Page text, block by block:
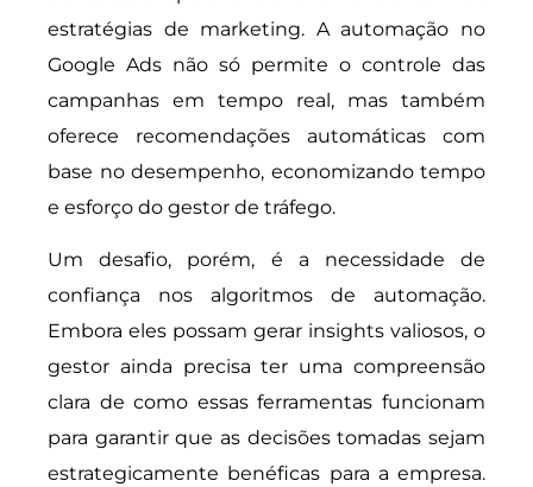
estratégias de marketing. A automação no
Google Ads não só permite o controle das
campanhas em tempo real, mas também
oferece recomendações automáticas com
base no desempenho, economizando tempo
e esforço do gestor de tráfego.
Um desafio, porém, é a necessidade de
confiança nos algoritmos de automação.
Embora eles possam gerar insights valiosos, o
gestor ainda precisa ter uma compreensão
clara de como essas ferramentas funcionam
para garantir que as decisões tomadas sejam
estrategicamente benéficas para a empresa.